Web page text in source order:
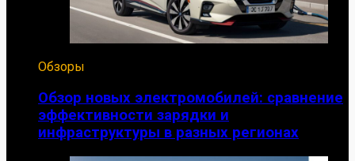
Обзоры
Обзор новых электромобилей: сравнение
эффективности зарядки и
инфраструктуры в разных регионах